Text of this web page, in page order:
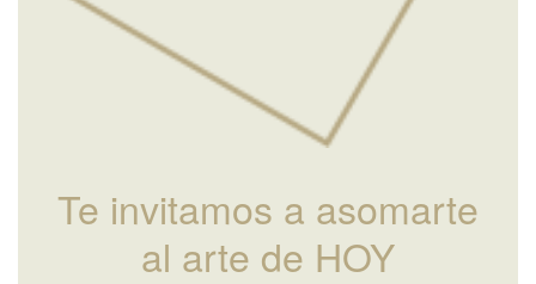
Te invitamos a asomarte
al arte de HOY